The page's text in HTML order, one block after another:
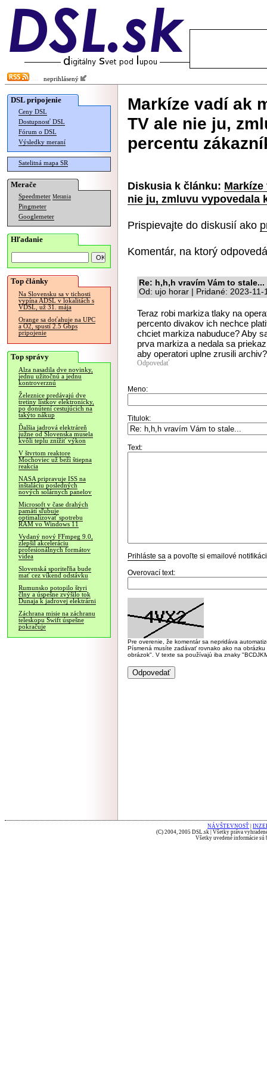
neprihlásený
DSL pripojenie
Ceny DSL
Dostupnosť DSL
Fórum o DSL
Výsledky meraní
Satelitná mapa SR
Merače
Speedmeter Merania
Pingmeter
Googlemeter
Hľadanie
Top články
Na Slovensku sa v tichosti
vypína ADSL v lokalitách s
VDSL, už 31. mája
Orange sa doťahuje na UPC
a O2, spustí 2.5 Gbps
pripojenie
Top správy
Alza nasadila dve novinky,
jednu užitočnú a jednu
kontroverznú
Železnice predávajú dve
tretiny lístkov elektronicky,
po donútení cestujúcich na
takýto nákup
Ďalšia jadrová elektráreň
južne od Slovenska musela
kvôli teplu znížiť výkon
V štvrtom reaktore
Mochoviec už beží štiepna
reakcia
NASA pripravuje ISS na
inštaláciu posledných
nových solárnych panelov
Microsoft v čase drahých
pamätí sľubuje
optimalizovať spotrebu
RAM vo Windows 11
Vydaný nový FFmpeg 9.0,
zlepšil akceleráciu
profesionálnych formátov
videa
Slovenská sporiteľňa bude
mať cez víkend odstávku
Rumunsko potopilo štyri
člny a úspešne zvýšilo tok
Dunaja k jadrovej elektrárni
Záchrana misie na záchranu
teleskopu Swift úspešne
pokračuje
Markíze vadí ak
TV ale nie ju,
percentu
Diskusia k článku: Markíze
nie ju, zmluvu vypovedala
Prispievajte do diskusií ako
Komentár, na ktorý
Re: h,h,h vravím Vám to stale...
Od: ujo horar | Pridané: 2023-11-
Teraz robi markiza tlaky na
percento divakov ich nechce
chciet markiza nabuduce? Aby
prva markiza a nedala sa
aby operatori uplne zrusili
Odpovedať
Meno:
Titulok:
Text:
Prihláste sa a povoľte si emailové
Overovací text:
Pre overenie, že komentár sa nepridáva
Písmená musíte zadávať rovnako ako na
obrázok". V texte sa používajú iba znaky
NÁVŠTEVNOSŤ
(C) 2004, 2005 DSL.sk | Všetky práva
Všetky uvedené informácie sú